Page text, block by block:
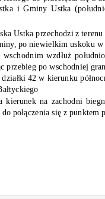
i Gminy Ustka
Ustka przechodzi z
po niewielkim uskoku
wzdłuż
przebieg po wschodniej
42 w kierunku
na zachodni
połączenia się z punktem